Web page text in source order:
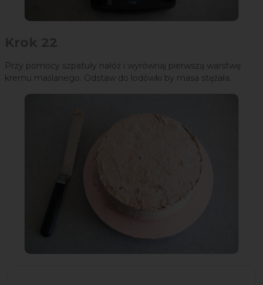
Przy pomocy szpatuły nałóż i wyrównaj pierwszą warstwę
kremu maślanego. Odstaw do lodówki by masa stężała.